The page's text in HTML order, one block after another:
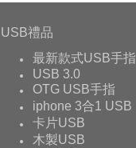
USB禮品
最新款式USB手指
USB 3.0
OTG USB手指
iphone 3合1 USB
卡片USB
木製USB